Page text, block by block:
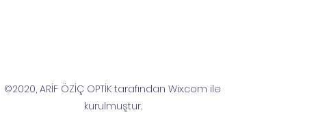
©2020, ARİF ÖZİÇ OPTİK tarafından Wix.com ile
kurulmuştur.